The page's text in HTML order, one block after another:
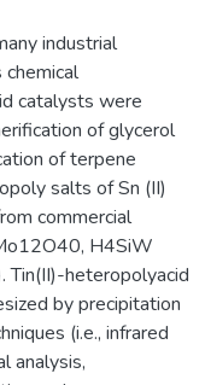
industrial
catalysts were
of glycerol
of terpene
salts of Sn (II)
commercial
H4SiW
Tin(II)-heteropolyacid
by precipitation
(i.e., infrared
analysis,